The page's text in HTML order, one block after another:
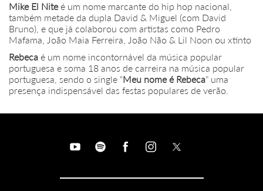
Mike El Niteé um nome marcante do hip hop nacional,
também metade da dupla David & Miguel (com David
Bruno), e que já colaborou com artistas como Pedro
Mafama, João Maia Ferreira, João Não & Lil Noon ou xtinto
Rebeca é um nome incontornável da música popular
portuguesa e soma 18 anos de carreira na música popular
portuguesa, sendo o single “Meu nome é Rebeca” uma
presença indispensável das festas populares de verão.